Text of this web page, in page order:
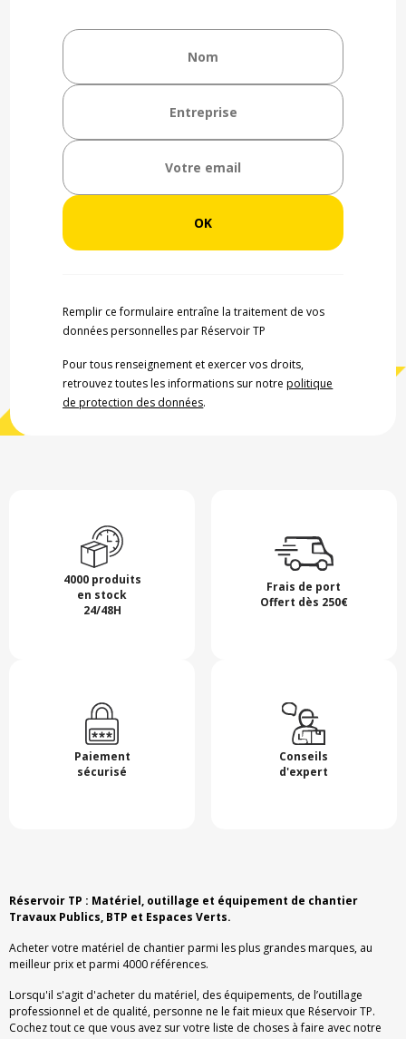
Remplir ce formulaire entraîne la traitement de vos
données personnelles par Réservoir TP
Pour tous renseignement et exercer vos droits,
retrouvez toutes les informations sur notrepolitique
de protection des données.
4000 produits
en stock
24/48H
Frais de port
Offert dès 250€
Paiement
sécurisé
Conseils
d'expert
Réservoir TP : Matériel, outillage et équipement de chantier
Travaux Publics, BTP et Espaces Verts.
Acheter votre matériel de chantier parmi les plus grandes marques, au
meilleur prix et parmi 4000 références.
Lorsqu'il s'agit d'acheter du matériel, des équipements, de l’outillage
professionnel et de qualité, personne ne le fait mieux que Réservoir TP.
Cochez tout ce que vous avez sur votre liste de choses à faire avec notre